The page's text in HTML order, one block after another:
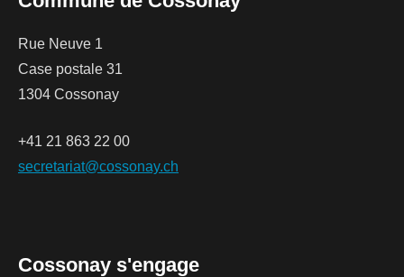
Rue Neuve 1
Case postale 31
1304 Cossonay
+41 21 863 22 00
secretariat@cossonay.ch
Cossonay s'engage